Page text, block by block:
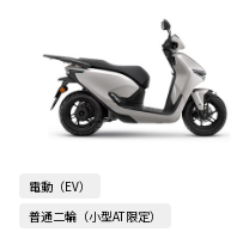
電動（EV）
普通二輪（小型AT限定）